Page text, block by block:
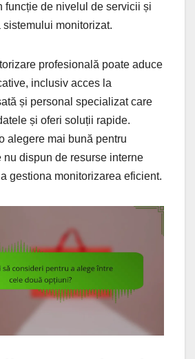
funcție de nivelul de servicii și
monitorizat.
profesională poate aduce
inclusiv acces la
și personal specializat care
și oferi soluții rapide.
alegere mai bună pentru
dispun de resurse interne
gestiona monitorizarea eficient.